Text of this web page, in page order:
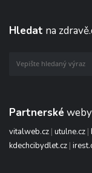
Hledat na
Partnerské weby
vitalweb.cz | utulne.cz |
kdechcibydlet.cz |